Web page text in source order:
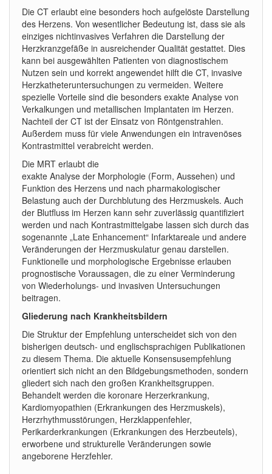
Die CT erlaubt eine besonders hoch aufgelöste Darstellung
des Herzens. Von wesentlicher Bedeutung ist, dass sie als
einziges nichtinvasives Verfahren die Darstellung der
Herzkranzgefäße in ausreichender Qualität gestattet. Dies
kann bei ausgewählten Patienten von diagnostischem
Nutzen sein und korrekt angewendet hilft die CT, invasive
Herzkatheteruntersuchungen zu vermeiden. Weitere
spezielle Vorteile sind die besonders exakte Analyse von
Verkalkungen und metallischen Implantaten im Herzen.
Nachteil der CT ist der Einsatz von Röntgenstrahlen.
Außerdem muss für viele Anwendungen ein intravenöses
Kontrastmittel verabreicht werden.
Die MRT erlaubt die
exakte Analyse der Morphologie (Form, Aussehen) und
Funktion des Herzens und nach pharmakologischer
Belastung auch der Durchblutung des Herzmuskels. Auch
der Blutfluss im Herzen kann sehr zuverlässig quantifiziert
werden und nach Kontrastmittelgabe lassen sich durch das
sogenannte „Late Enhancement“ Infarktareale und andere
Veränderungen der Herzmuskulatur genau darstellen.
Funktionelle und morphologische Ergebnisse erlauben
prognostische Voraussagen, die zu einer Verminderung
von Wiederholungs- und invasiven Untersuchungen
beitragen.
Gliederung nach Krankheitsbildern
Die Struktur der Empfehlung unterscheidet sich von den
bisherigen deutsch- und englischsprachigen Publikationen
zu diesem Thema. Die aktuelle Konsensusempfehlung
orientiert sich nicht an den Bildgebungsmethoden, sondern
gliedert sich nach den großen Krankheitsgruppen.
Behandelt werden die koronare Herzerkrankung,
Kardiomyopathien (Erkrankungen des Herzmuskels),
Herzrhythmusstörungen, Herzklappenfehler,
Perikarderkrankungen (Erkrankungen des Herzbeutels),
erworbene und strukturelle Veränderungen sowie
angeborene Herzfehler.